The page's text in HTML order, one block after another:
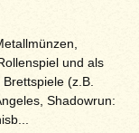
und als
(z.B.
Shadowrun: